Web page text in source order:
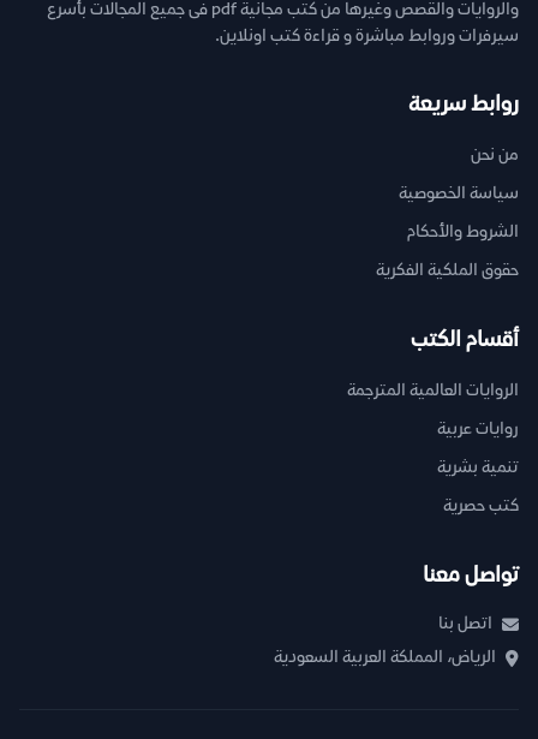
والروايات والقصص وغيرها من كتب مجانية pdf فى جميع المجالات بأسرع
سيرفرات وروابط مباشرة و قراءة كتب اونلاين.
روابط سريعة
من نحن
سياسة الخصوصية
الشروط والأحكام
حقوق الملكية الفكرية
أقسام الكتب
الروايات العالمية المترجمة
روايات عربية
تنمية بشرية
كتب حصرية
تواصل معنا
اتصل بنا
الرياض، المملكة العربية السعودية